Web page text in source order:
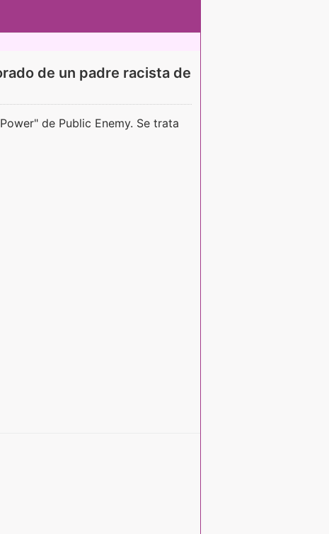
de un padre racista de
de Public Enemy. Se trata